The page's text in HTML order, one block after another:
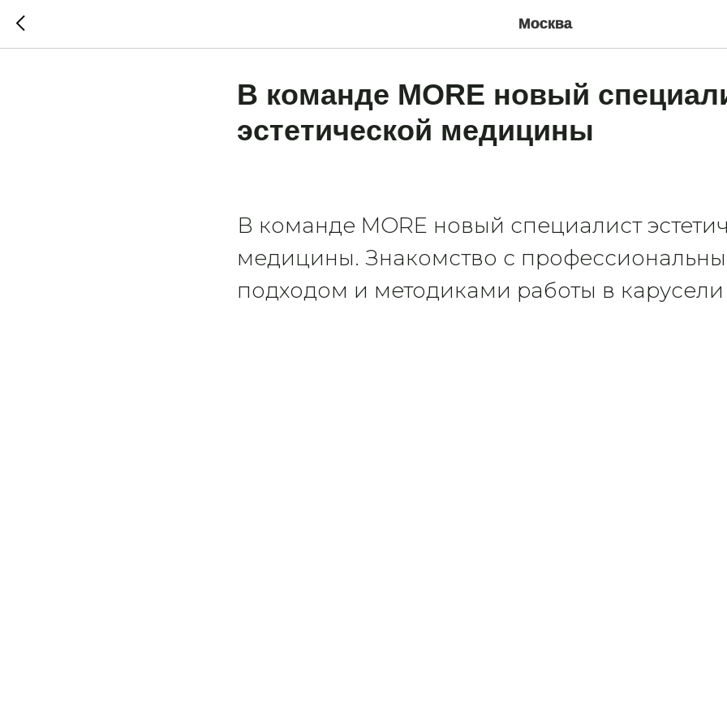
Москва
В команде MORE новый
эстетической медицины
В команде MORE новый специалист
медицины. Знакомство с
подходом и методиками работы в карусели